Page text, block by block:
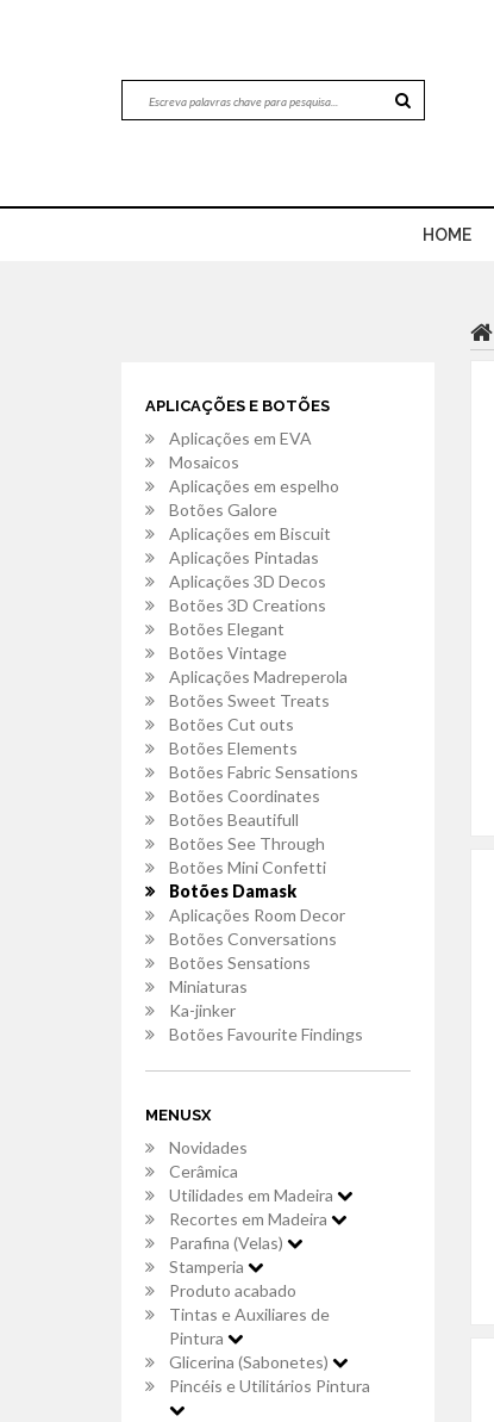
HOME
APLICAÇÕES E BOTÕES
Aplicações em EVA
Mosaicos
Aplicações em espelho
Botões Galore
Aplicações em Biscuit
Aplicações Pintadas
Aplicações 3D Decos
Botões 3D Creations
Botões Elegant
Botões Vintage
Aplicações Madreperola
Botões Sweet Treats
Botões Cut outs
Botões Elements
Botões Fabric Sensations
Botões Coordinates
Botões Beautifull
Botões See Through
Botões Mini Confetti
Botões Damask
Aplicações Room Decor
Botões Conversations
Botões Sensations
Miniaturas
Ka-jinker
Botões Favourite Findings
MENUSX
Novidades
Cerâmica
Utilidades em Madeira
Recortes em Madeira
Parafina (Velas)
Stamperia
Produto acabado
Tintas e Auxiliares de
Pintura
Glicerina (Sabonetes)
Pincéis e Utilitários Pintura